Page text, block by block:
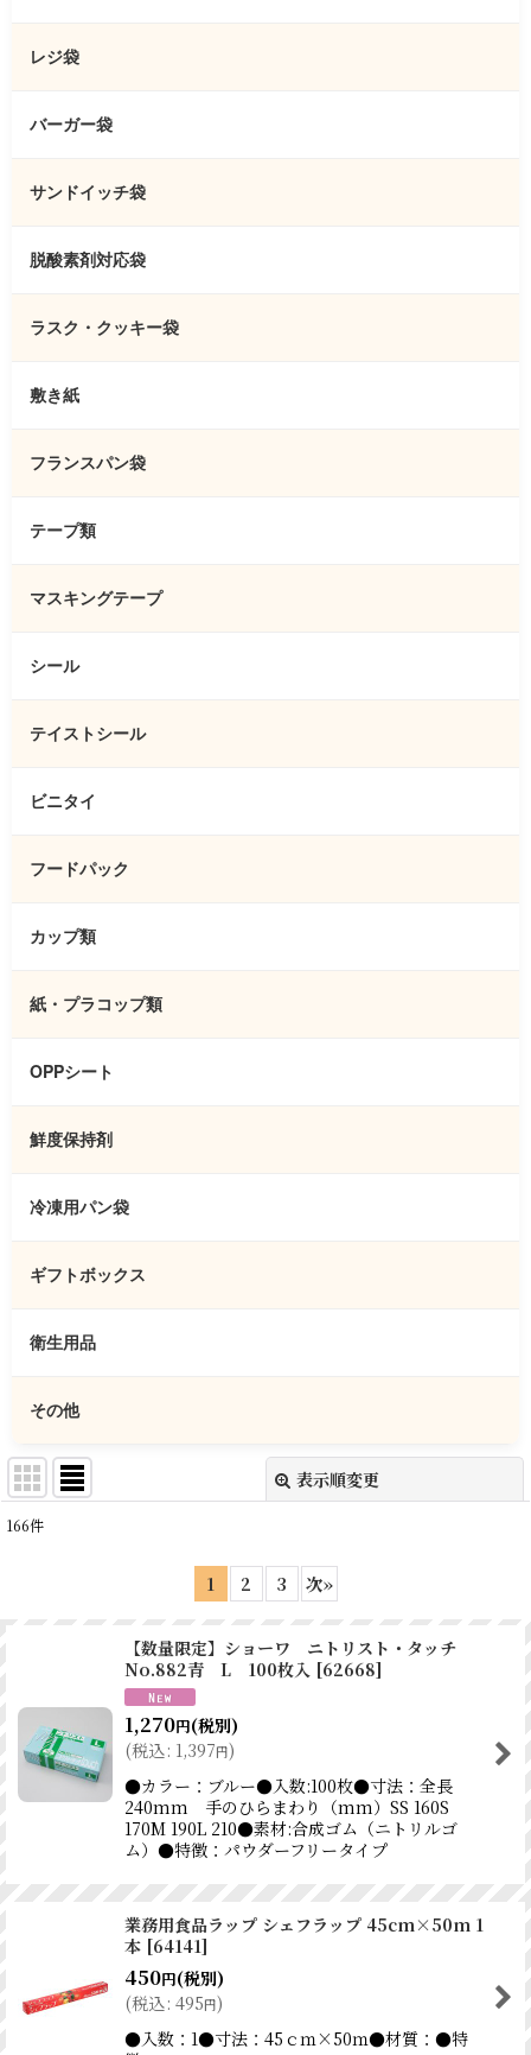
レジ袋
バーガー袋
サンドイッチ袋
脱酸素剤対応袋
ラスク・クッキー袋
敷き紙
フランスパン袋
テープ類
マスキングテープ
シール
テイストシール
ビニタイ
フードパック
カップ類
紙・プラコップ類
OPPシート
鮮度保持剤
冷凍用パン袋
ギフトボックス
衛生用品
その他
表示順変更
絞り込む
166件
1 2 3 次»
【数量限定】ショーワ ニトリスト・タッチ
No.882青 L 100枚入 [62668]
1,270円(税別)
(税込: 1,397円)
●カラー：ブルー●入数:100枚●寸法：全長
240mm 手のひらまわり（mm）SS 160S
170M 190L 210●素材:合成ゴム（ニトリルゴ
ム）●特徴：パウダーフリータイプ
業務用食品ラップ シェフラップ 45cm×50m 1
本 [64141]
450円(税別)
(税込: 495円)
●入数：1●寸法：45ｃｍ×50ｍ●材質：●特